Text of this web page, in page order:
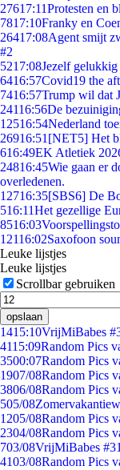
27617:11Protesten en
7817:10Franky en
26417:08Agent smijt
#2
5217:08Jezelf
6416:57Covid19 the
7416:57Trump wil dat
24116:56De
12516:54Nederland
26916:51 [NET5] Het
616:49EK Atletiek
24816:45Wie gaan er
overledenen.
12716:35[SBS6] De
516:11Het gezellige
8516:03
12116:02Saxofoon
Leuke lijstjes
Leuke lijstjes
Scrollbar gebruiken
opslaan
1415:10VrijMiBabes
4115:09Random Pics
3500:07Random Pics
1907/08Random Pics
3806/08Random Pics
505/08
1205/08Random Pics
2304/08Random Pics
703/08VrijMiBabes
4103/08Random Pics